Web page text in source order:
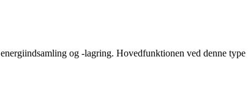
og -lagring. Hovedfunktionen ved denne